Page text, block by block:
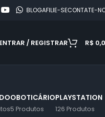
BLOGAFILIE-SECONTATE-
ENTRAR / REGISTRAR R$
OBOTICÁRIO
5 Produtos
PLAYSTATION
126 Produtos